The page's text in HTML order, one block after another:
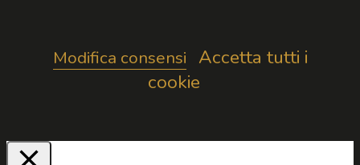
Modifica consensi
Accetta tutti i
cookie